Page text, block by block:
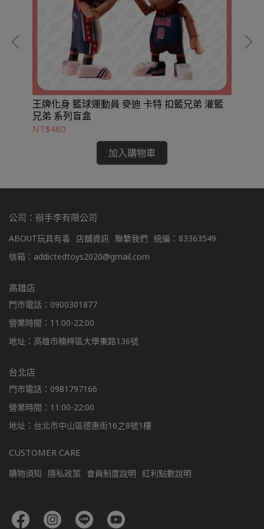
王牌化身 籃球運動員 麥迪 卡特 扣籃兄弟 灌籃
兄弟 系列盲盒
NT$480
加入購物車
公司：辦手李有限公司
ABOUT玩具有毒 店舖資訊 聯繫我們 統編：83363549
信箱：addictedtoys2020@gmail.com
高雄店
門市電話：0900301877
營業時間：11:00-22:00
地址：高雄市楠梓區大學東路136號
台北店
門市電話：0981797166
營業時間：11:00-22:00
地址：台北市中山區德惠街16之8號1樓
CUSTOMER CARE
購物須知 隱私政策 會員制度說明 紅利點數說明